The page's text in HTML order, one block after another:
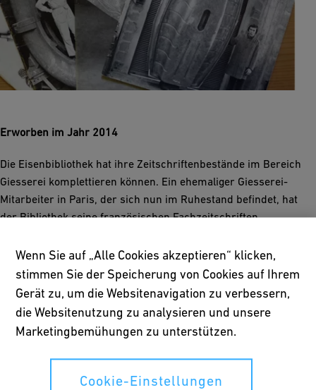
Erworben im Jahr 2014
Die Eisenbibliothek hat ihre Zeitschriftenbestände im Bereich
Giesserei komplettieren können. Ein ehemaliger Giesserei-
Mitarbeiter in Paris, der sich nun im Ruhestand befindet, hat
der Bibliothek seine französischen Fachzeitschriften
Mitte der 1960er Jahre, abdecken.
Wenn Sie auf „Alle Cookies akzeptieren“ klicken,
stimmen Sie der Speicherung von Cookies auf Ihrem
Gerät zu, um die Websitenavigation zu verbessern,
die Websitenutzung zu analysieren und unsere
Marketingbemühungen zu unterstützen.
Cookie-Einstellungen